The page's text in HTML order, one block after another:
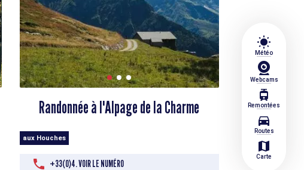
wb_sunny
Météo
Webcams
tram
Remontées
directions_car
Routes
map
Carte
Randonnée à l'Alpage de la Charme
aux Houches
+33(0)4. VOIR LE NUMÉRO